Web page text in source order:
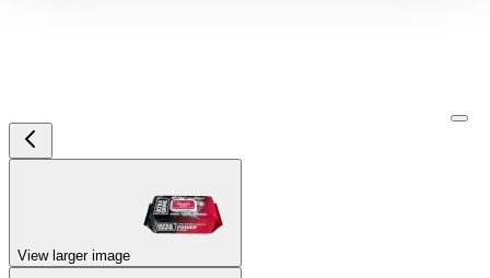
View larger image